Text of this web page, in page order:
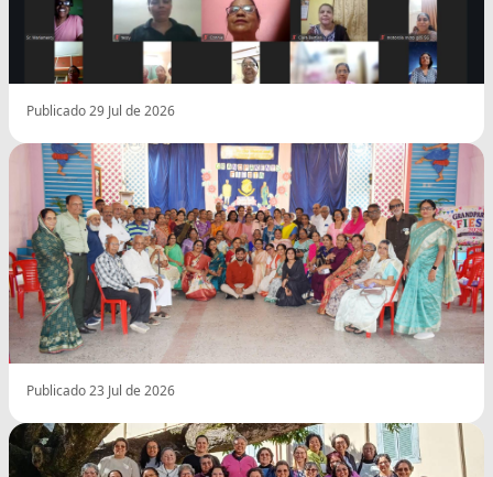
Publicado 29 Jul de 2026
Publicado 23 Jul de 2026